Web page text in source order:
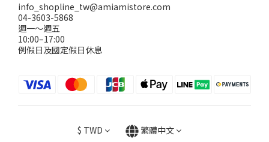
info_shopline_tw@amiamistore.com
04-3603-5868
週一～週五
10:00–17:00
例假日及國定假日休息
$ TWD 繁體中文